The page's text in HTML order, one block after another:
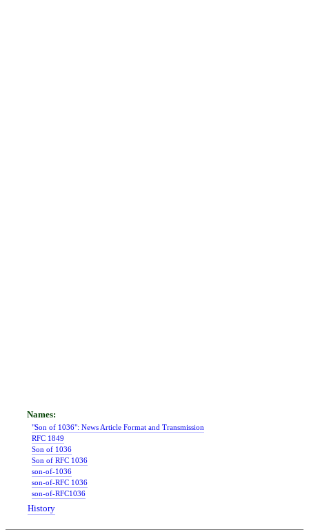
"Son of 1036": News Article Format and Transmission
RFC 1849
Son of 1036
Son of RFC 1036
son-of-1036
son-of-RFC 1036
son-of-RFC1036
History